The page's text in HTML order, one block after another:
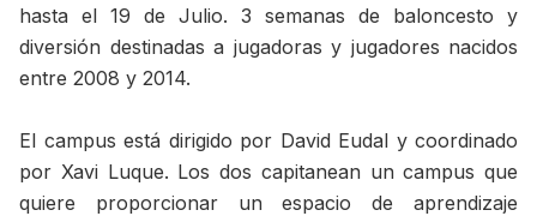
hasta el 19 de Julio. 3 semanas de baloncesto y
diversión destinadas a jugadoras y jugadores nacidos
entre 2008 y 2014.
El campus está dirigido por David Eudal y coordinado
por Xavi Luque. Los dos capitanean un campus que
quiere proporcionar un espacio de aprendizaje